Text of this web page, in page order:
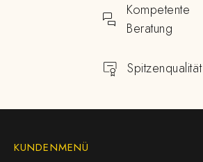
Kompetente
Beratung
Spitzenqualität
KUNDENMENÜ